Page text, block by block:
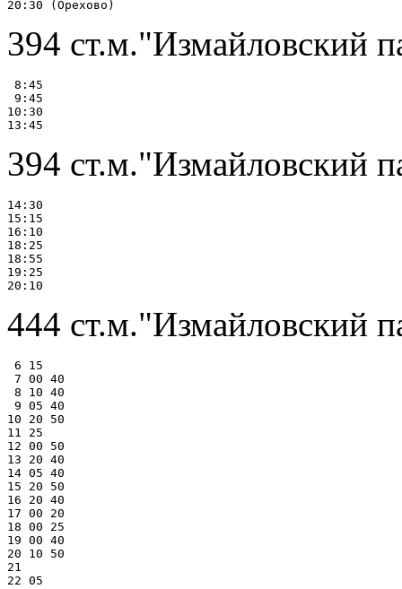
394 ст.м."Измайловский
8:45
9:45
10:30
394 ст.м."Измайловский
14:30
15:15
16:10
18:25
18:55
19:25
444 ст.м."Измайловский
6 15
7 00 40
8 10 40
9 05 40
10 20 50
11 25
12 00 50
13 20 40
14 05 40
15 20 50
16 20 40
17 00 20
18 00 25
19 00 40
20 10 50
21
22 05